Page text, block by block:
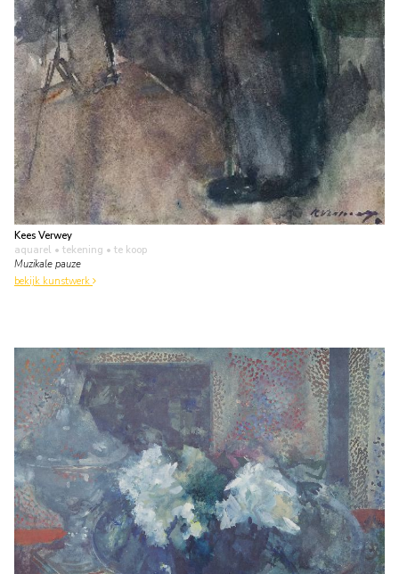
Kees Verwey
aquarel • tekening • te koop
Muzikale pauze
bekijk kunstwerk